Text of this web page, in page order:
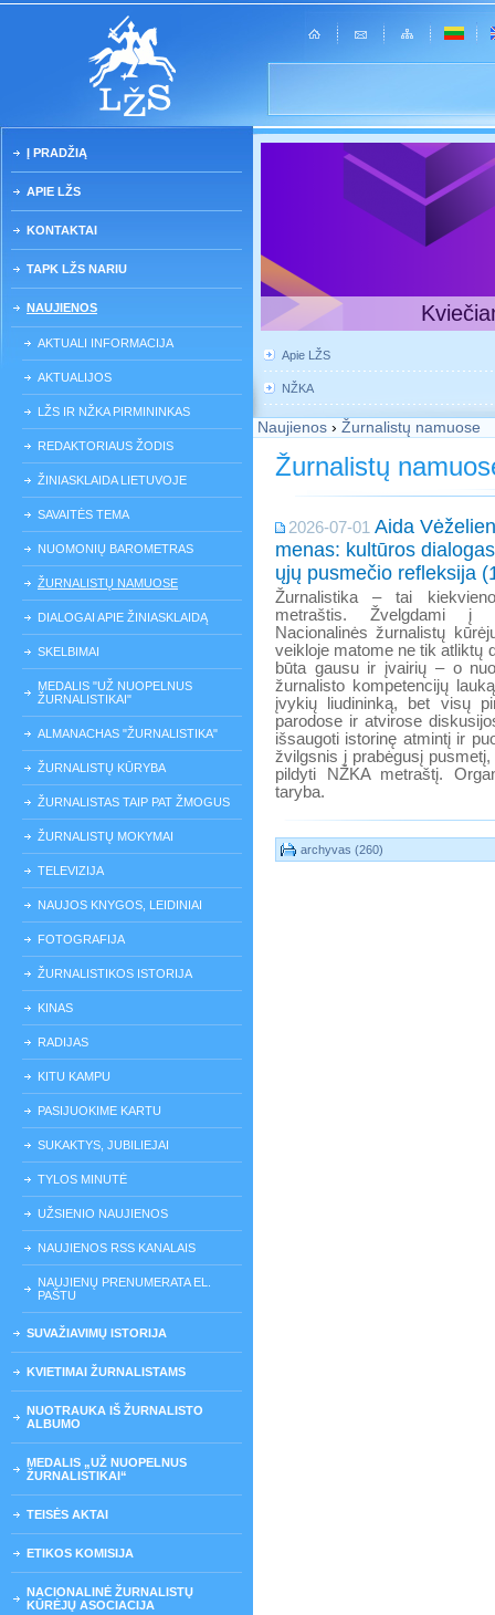
Į PRADŽIĄ
APIE LŽS
KONTAKTAI
TAPK LŽS NARIU
NAUJIENOS
AKTUALI INFORMACIJA
AKTUALIJOS
LŽS IR NŽKA PIRMININKAS
REDAKTORIAUS ŽODIS
ŽINIASKLAIDA LIETUVOJE
SAVAITĖS TEMA
NUOMONIŲ BAROMETRAS
ŽURNALISTŲ NAMUOSE
DIALOGAI APIE ŽINIASKLAIDĄ
SKELBIMAI
MEDALIS "UŽ NUOPELNUS
ŽURNALISTIKAI"
ALMANACHAS "ŽURNALISTIKA"
ŽURNALISTŲ KŪRYBA
ŽURNALISTAS TAIP PAT ŽMOGUS
ŽURNALISTŲ MOKYMAI
TELEVIZIJA
NAUJOS KNYGOS, LEIDINIAI
FOTOGRAFIJA
ŽURNALISTIKOS ISTORIJA
KINAS
RADIJAS
KITU KAMPU
PASIJUOKIME KARTU
SUKAKTYS, JUBILIEJAI
TYLOS MINUTĖ
UŽSIENIO NAUJIENOS
NAUJIENOS RSS KANALAIS
NAUJIENŲ PRENUMERATA EL.
PAŠTU
SUVAŽIAVIMŲ ISTORIJA
KVIETIMAI ŽURNALISTAMS
NUOTRAUKA IŠ ŽURNALISTO
ALBUMO
MEDALIS „UŽ NUOPELNUS
ŽURNALISTIKAI“
TEISĖS AKTAI
ETIKOS KOMISIJA
NACIONALINĖ ŽURNALISTŲ
KŪRĖJŲ ASOCIACIJA
Apie LŽS
NŽKA
Naujienos › Žurnalistų namuose
Žurnalistų
2026-07-01 Aida
menas: kultūros
ųjų pusmečio refleksija
Žurnalistika – tai
metraštis. Žvelgdami į
Nacionalinės žurnalistų
veikloje matome ne tik atliktų
būta gausu ir įvairių – o
žurnalisto kompetencijų
įvykių liudininką, bet visų
parodose ir atvirose
išsaugoti istorinę atmintį ir
žvilgsnis į prabėgusį
pildyti NŽKA metraštį.
taryba.
archyvas (260)